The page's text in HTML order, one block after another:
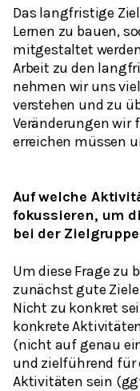
Das langfristige
Lernen zu bauen,
mitgestaltet
Arbeit zu den
nehmen wir uns
verstehen und zu
Veränderungen wir
erreichen müssen
Auf welche
fokussieren, um
bei der
Um diese Frage zu
zunächst gute
Nicht zu konkret
konkrete
(nicht auf genau
und zielführend für
Aktivitäten sein